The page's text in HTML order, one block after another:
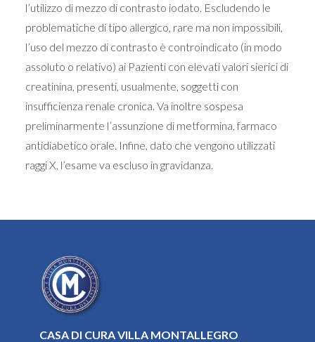
l’utilizzo di mezzo di contrasto iodato. Escludendo le
problematiche di tipo allergico, rare ma non impossibili,
l’uso del mezzo di contrasto è controindicato (in modo
assoluto o relativo) ai Pazienti con elevati valori sierici di
creatinina, presenti, usualmente, soggetti con
insufficienza renale cronica. Va inoltre sospesa
preliminarmente l’assunzione di metformina, farmaco
antidiabetico orale. Infine, dato che vengono utilizzati
raggi X, l’esame va escluso in gravidanza.
CASA DI CURA VILLA MONTALLEGRO